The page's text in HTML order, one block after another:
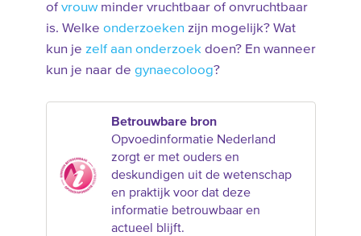
of vrouwminder vruchtbaar of onvruchtbaar
is. Welke onderzoeken zijn mogelijk? Wat
kun je zelf aan onderzoekdoen? En wanneer
kun je naar de gynaecoloog?
Betrouwbare bron
Opvoedinformatie Nederland
zorgt er met ouders en
deskundigen uit de wetenschap
en praktijk voor dat deze
informatie betrouwbaar en
actueel blijft.